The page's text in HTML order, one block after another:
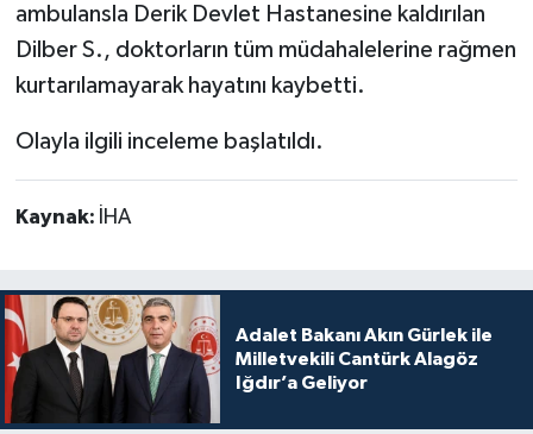
ambulansla Derik Devlet Hastanesine kaldırılan
Dilber S., doktorların tüm müdahalelerine rağmen
kurtarılamayarak hayatını kaybetti.
Olayla ilgili inceleme başlatıldı.
Kaynak: İHA
Adalet Bakanı Akın Gürlek ile
Milletvekili Cantürk Alagöz
Iğdır’a Geliyor